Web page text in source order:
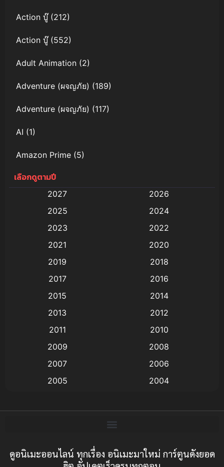
Action บู๊(212)
Action บู๊(552)
Adult Animation (2)
Adventure (ผจญภัย) (189)
Adventure (ผจญภัย) (117)
AI (1)
Amazon Prime (5)
Anal (ประตูหลัง)
Animation การ์ตูน
Animation อนิเมะ
Animation แอนิเมชัน
(9)
Big tits (นมใหญ่)
Bitch (ผู้หญิงร่าน)
Bondage (ทาส)(1)
เลือกดูตามปี
2027
2026
2025
2024
2023
2022
2021
2020
2019
2018
2017
2016
2015
2014
2013
2012
2011
2010
2009
2008
2007
2006
2005
2004
1997
1996
ดูอนิเมะออนไลน์ ทุกเรื่อง อนิเมะมาใหม่ การ์ตูนดังยอด